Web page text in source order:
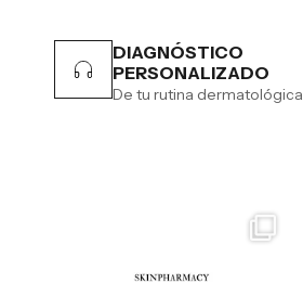
DIAGNÓSTICO
PERSONALIZADO
De tu rutina dermatológica